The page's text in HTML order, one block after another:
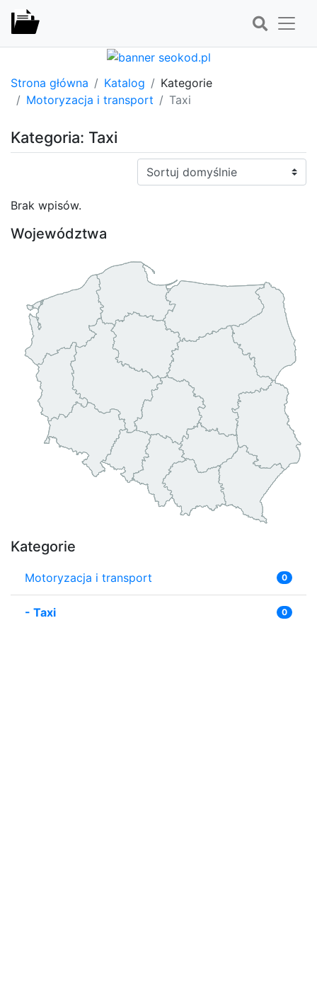
Strona główna Katalog
Kategorie
Motoryzacja i transport
Taxi
Kategoria: Taxi
Sortuj:
Brak wpisów.
Województwa
Kategorie
Motoryzacja i transport 0
- Taxi 0